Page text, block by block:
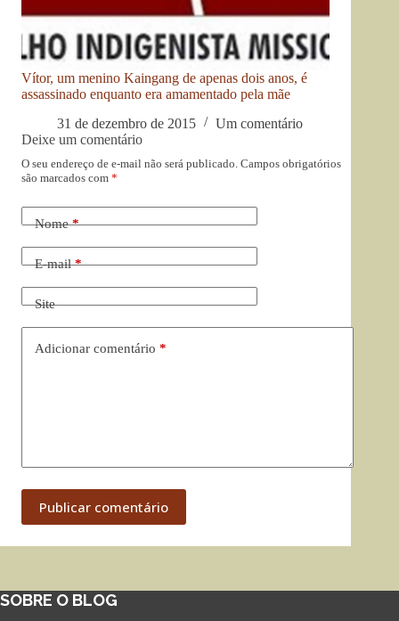
Vítor, um menino Kaingang de apenas dois anos, é
assassinado enquanto era amamentado pela mãe
31 de dezembro de 2015
Um comentário
Deixe um comentário
O seu endereço de e-mail não será publicado. Campos obrigatórios
são marcados com *
Nome*
E-mail*
Site
Adicionar comentário *
Publicar comentário
SOBRE O BLOG